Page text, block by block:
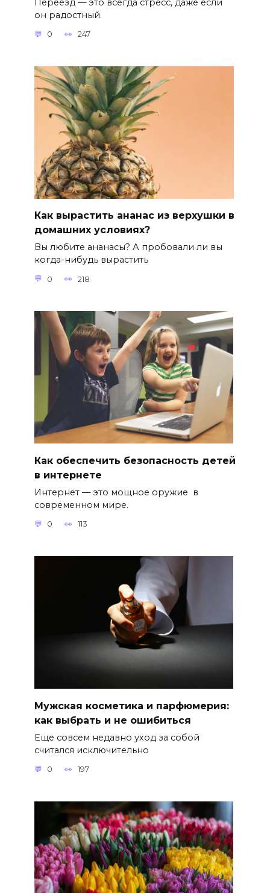
он радостный.
0 247
Как вырастить ананас из верхушки в
домашних условиях?
Вы любите ананасы? А пробовали ли вы
когда-нибудь вырастить
0 218
Как обеспечить безопасность детей
в интернете
Интернет — это мощное оружие в
современном мире.
0 113
Мужская косметика и парфюмерия:
как выбрать и не ошибиться
Еще совсем недавно уход за собой
считался исключительно
0 197